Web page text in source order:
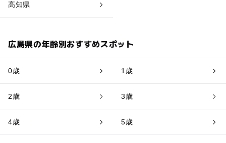
高知県
広島県の年齢別おすすめスポット
0歳 1歳
2歳 3歳
4歳 5歳